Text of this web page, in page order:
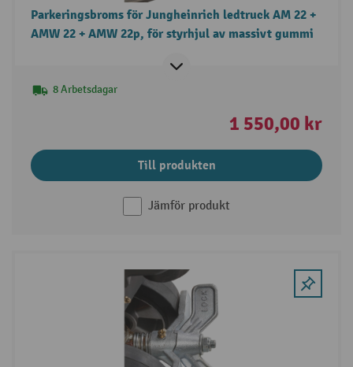
Parkeringsbroms för Jungheinrich ledtruck AM 22 +
AMW 22 + AMW 22p, för styrhjul av massivt gummi
8 Arbetsdagar
1 550,00 kr
Till produkten
Jämför produkt